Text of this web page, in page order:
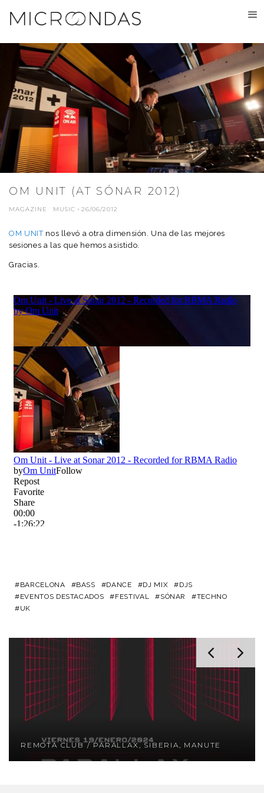
OM UNIT (AT SÓNAR 2012)
MAGAZINE MUSIC · 26/06/2012
OM UNITnos llevó a otra dimensión. Una de las mejores
sesiones a las que hemos asistido.
Gracias.
BARCELONA BASS DANCE DJ MIX
DJS
EVENTOS DESTACADOS
FESTIVAL SÓNAR
TECHNO
UK
REMOTA CLUB / PARALLAX, SIBERIA, MANUTE